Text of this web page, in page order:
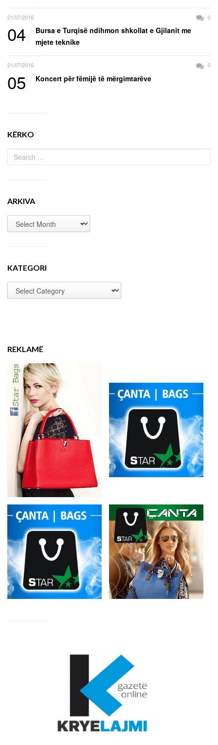
21/07/2016 0
04
Bursa e Turqisë ndihmon shkollat e Gjilanit me
mjete teknike
21/07/2016 0
05 Koncert për fëmijë të mërgimtarëve
KËRKO
ARKIVA
KATEGORI
REKLAMË